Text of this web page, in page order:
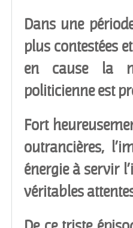
Dans une
plus contestées
en cause la
politicienne est
Fort
outrancières,
énergie à servir
véritables